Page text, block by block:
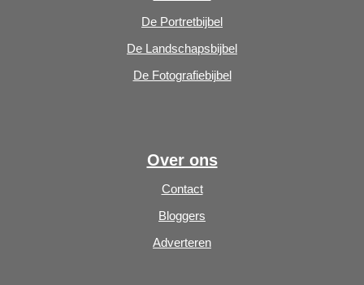
De Portretbijbel
De Landschapsbijbel
De Fotografiebijbel
Over ons
Contact
Bloggers
Adverteren